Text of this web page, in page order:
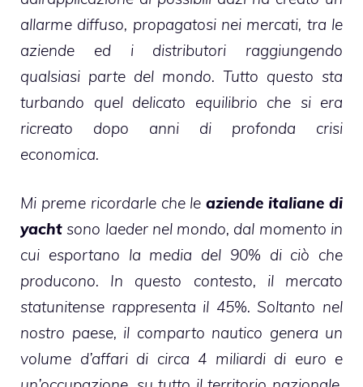
allarme diffuso, propagatosi nei mercati, tra le
aziende ed i distributori raggiungendo
qualsiasi parte del mondo. Tutto questo sta
turbando quel delicato equilibrio che si era
ricreato dopo anni di profonda crisi
economica.
Mi preme ricordarle che leaziende italiane di
yacht sono laeder nel mondo, dal momento in
cui esportano la media del 90% di ciò che
producono. In questo contesto, il mercato
statunitense rappresenta il 45%. Soltanto nel
nostro paese, il comparto nautico genera un
volume d’affari di circa 4 miliardi di euro e